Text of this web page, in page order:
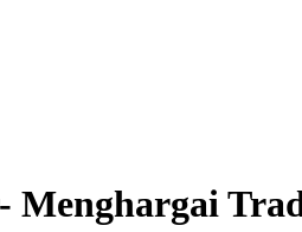
Menghargai